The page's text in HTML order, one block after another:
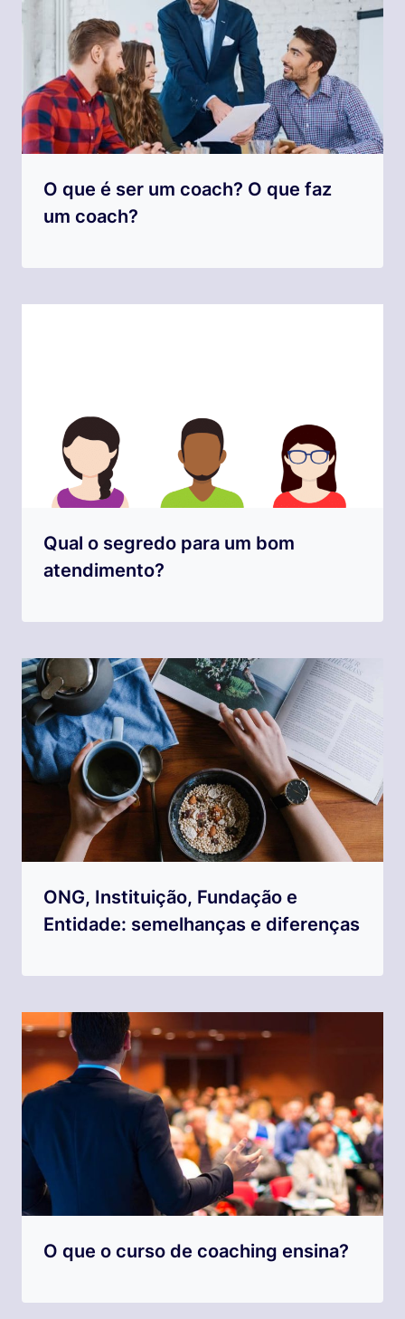
O que é ser um coach? O que faz
um coach?
Qual o segredo para um bom
atendimento?
ONG, Instituição, Fundação e
Entidade: semelhanças e diferenças
O que o curso de coaching ensina?